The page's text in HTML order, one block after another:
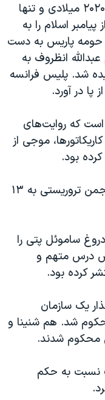
ساموئل پاتی ۴۷ ساله در اکتبر سال ۲۰۲۰ میلادی و تنها
اسلام را به
حومه پاریس به دست
نام عبدالله انظروف به
شد. پلیس فرانسه
در آورد.
که روایت‌های
موجی از
بود.
ابراهیم شنینا به اتهام تشکیل یک انجمن تروریستی به ١٣
ساموئل پتی را
درس متهم و
کرده بود.
یک سازمان
سال حبس محکوم شد. هم شنینا و
محکوم شدند.
نسبت به حکم